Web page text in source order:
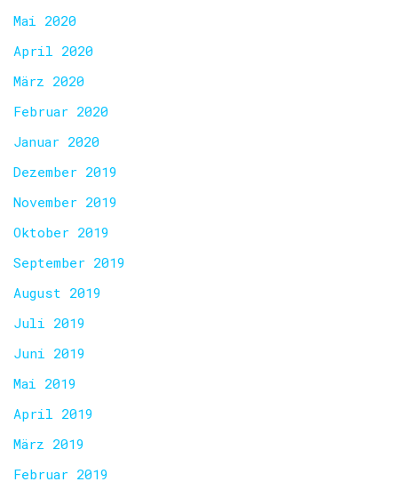
Mai 2020
April 2020
März 2020
Februar 2020
Januar 2020
Dezember 2019
November 2019
Oktober 2019
September 2019
August 2019
Juli 2019
Juni 2019
Mai 2019
April 2019
März 2019
Februar 2019